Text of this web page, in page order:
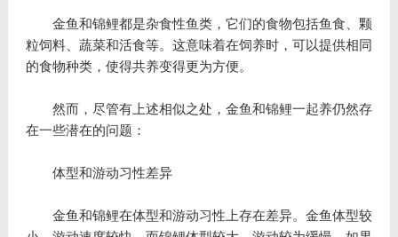
金鱼和锦鲤都是杂食性鱼类，它们的食物包括鱼食、颗
粒饲料、蔬菜和活食等。这意味着在饲养时，可以提供相同
的食物种类，使得共养变得更为方便。
然而，尽管有上述相似之处，金鱼和锦鲤一起养仍然存
在一些潜在的问题：
体型和游动习性差异
金鱼和锦鲤在体型和游动习性上存在差异。金鱼体型较